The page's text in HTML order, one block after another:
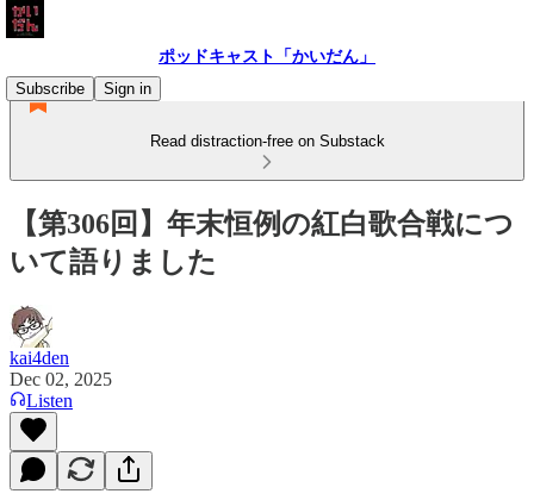
ポッドキャスト「かいだん」
Subscribe
Sign in
Read distraction-free on Substack
【第306回】年末恒例の紅白歌合戦につ
いて語りました
kai4den
Dec 02, 2025
Listen